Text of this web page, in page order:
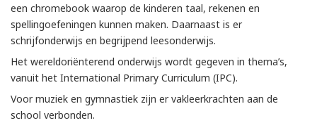
een chromebook waarop de kinderen taal, rekenen en
spellingoefeningen kunnen maken. Daarnaast is er
schrijfonderwijs en begrijpend leesonderwijs.
Het wereldoriënterend onderwijs wordt gegeven in thema’s,
vanuit het International Primary Curriculum (IPC).
Voor muziek en gymnastiek zijn er vakleerkrachten aan de
school verbonden.